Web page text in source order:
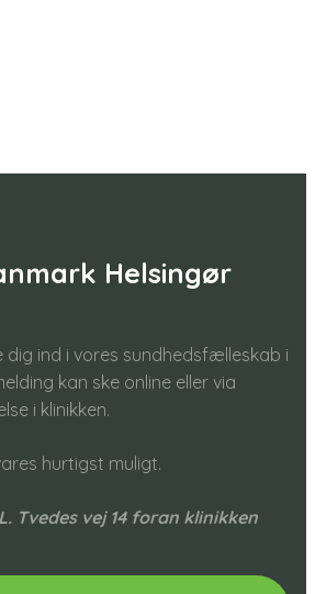
Helsingør
dig ind i vores sundhedsfælleskab i
kan ske online eller via
i klinikken.
hurtigst muligt.​
Tvedes vej 14 foran klinikken